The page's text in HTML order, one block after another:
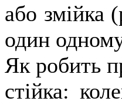
або змійка
один
Як робить
стійка: